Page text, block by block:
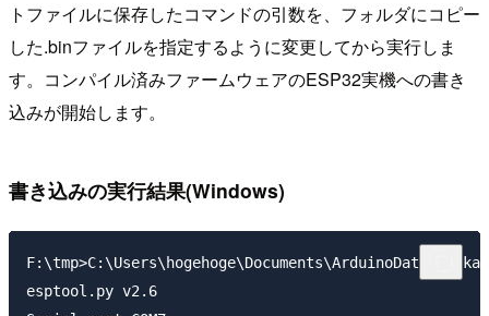
トファイルに保存したコマンドの引数を、フォルダにコピー
した.binファイルを指定するように変更してから実行しま
す。コンパイル済みファームウェアのESP32実機への書き
込みが開始します。
書き込みの実行結果(Windows)
esptool.py v2.6